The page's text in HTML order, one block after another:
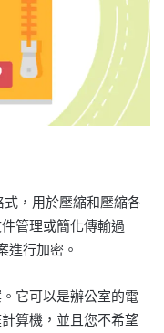
，用於壓縮和壓縮各
管理或簡化傳輸過
進行加密。
它可以是辦公室的電
算機，並且您不希望